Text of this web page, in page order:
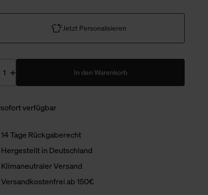
Jetzt Personalisieren
In den Warenkorb
sofort verfügbar
14 Tage Rückgaberecht
Hergestellt in Deutschland
Klimaneutraler Versand
Versandkostenfrei ab 150€